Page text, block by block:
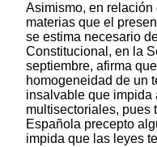
Asimismo, en
materias que el
se estima necesario
Constitucional, en la
septiembre, afirma
homogeneidad de un
insalvable que impida
multisectoriales, pues
Española precepto
impida que las leyes